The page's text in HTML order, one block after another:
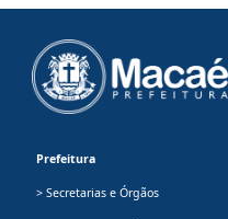
Prefeitura
> Secretarias e Órgãos